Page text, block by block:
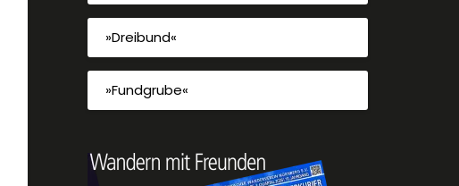
»Dreibund«
»Fundgrube«